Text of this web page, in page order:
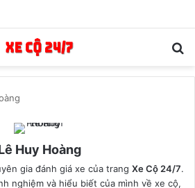
Huy Hoàng
gia đánh giá xe của trang Xe Cộ 24/7.
nghiệm và hiểu biết của mình về xe cộ,